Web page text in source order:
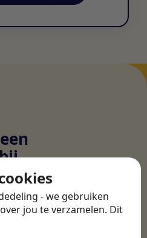
- we gebruiken
jou te verzamelen. Dit
ik op een hele